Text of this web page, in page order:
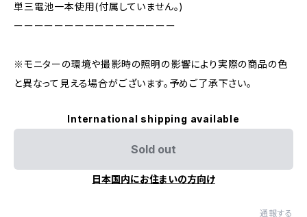
単三電池一本使用(付属していません。)
ーーーーーーーーーーーーーーーー
※モニターの環境や撮影時の照明の影響により実際の商品の色
と異なって見える場合がございます。予めご了承下さい。
International shipping available
Sold out
日本国内にお住まいの方向け
通報する